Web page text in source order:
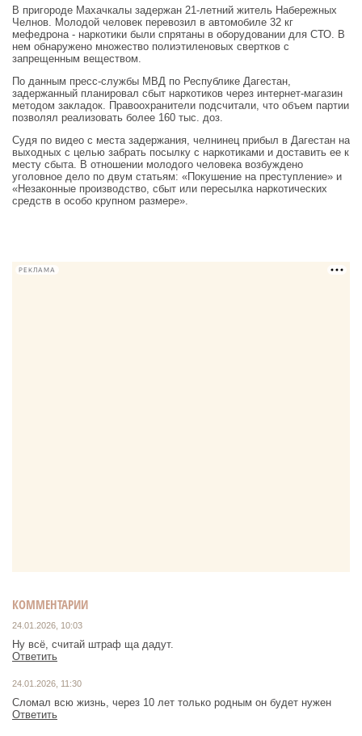
В пригороде Махачкалы задержан 21‑летний житель Набережных
Челнов. Молодой человек перевозил в автомобиле 32 кг
мефедрона - наркотики были спрятаны в оборудовании для СТО. В
нем обнаружено множество полиэтиленовых свертков с
запрещенным веществом.
По данным пресс‑службы МВД по Республике Дагестан,
задержанный планировал сбыт наркотиков через интернет‑магазин
методом закладок. Правоохранители подсчитали, что объем партии
позволял реализовать более 160 тыс. доз.
Судя по видео с места задержания, челнинец прибыл в Дагестан на
выходных с целью забрать посылку с наркотиками и доставить ее к
месту сбыта. В отношении молодого человека возбуждено
уголовное дело по двум статьям: «Покушение на преступление» и
«Незаконные производство, сбыт или пересылка наркотических
средств в особо крупном размере».
РЕКЛАМА
КОММЕНТАРИИ
24.01.2026, 10:03
Ну всё, считай штраф ща дадут.
Ответить
24.01.2026, 11:30
Сломал всю жизнь, через 10 лет только родным он будет нужен
Ответить